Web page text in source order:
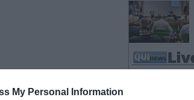
My Personal Information